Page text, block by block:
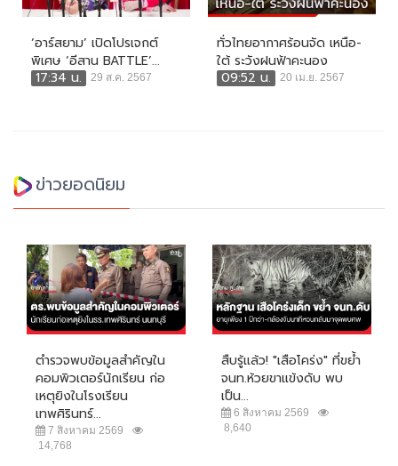
‘อาร์สยาม’ เปิดโปรเจกต์
พิเศษ ‘อีสาน BATTLE’...
17:34 น.
29 ส.ค. 2567
ทั่วไทยอากาศร้อนจัด เหนือ-
ใต้ ระวังฝนฟ้าคะนอง
09:52 น.
20 เม.ย. 2567
ข่าวยอดนิยม
ตำรวจพบข้อมูลสำคัญใน
คอมพิวเตอร์นักเรียน ก่อ
เหตุยิงในโรงเรียน
เทพศิรินทร์...
7 สิงหาคม 2569
14,768
สืบรู้แล้ว! "เสือโคร่ง" ที่ขย้ำ
จนท.ห้วยขาแข้งดับ พบ
เป็น...
6 สิงหาคม 2569
8,640